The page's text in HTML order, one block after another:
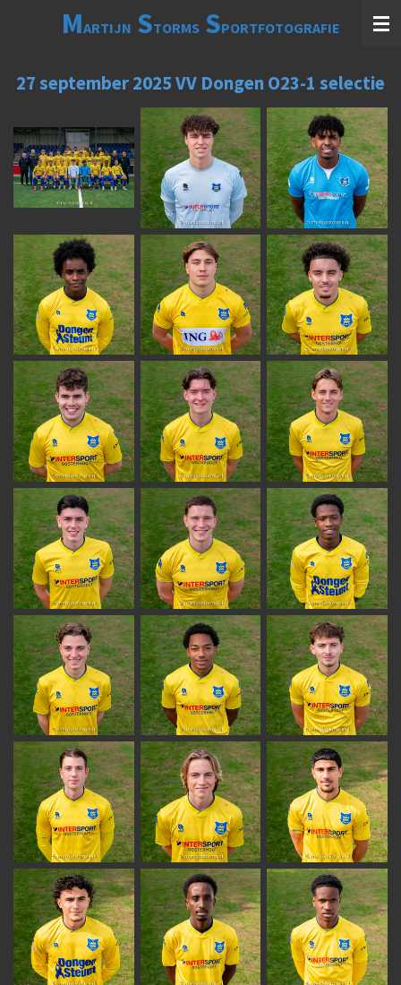
hoofdinhoud
MARTIJN STORMSSPORTFOTOGRAFIE
27 september 2025 VV Dongen O23-1 selectie